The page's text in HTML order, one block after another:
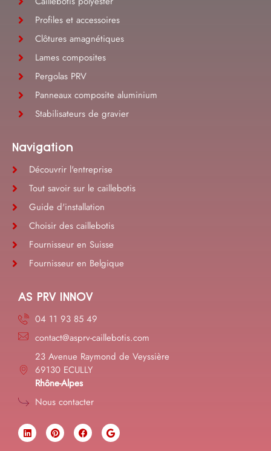
Profiles et accessoires
Clôtures amagnétiques
Lames composites
Pergolas PRV
Panneaux composite aluminium
Stabilisateurs de gravier
Navigation
Découvrir l'entreprise
Tout savoir sur le caillebotis
Guide d'installation
Choisir des caillebotis
Fournisseur en Suisse
Fournisseur en Belgique
AS PRV INNOV
04 11 93 85 49
contact@asprv-caillebotis.com
23 Avenue Raymond de Veyssière
69130 ECULLY
Rhône-Alpes
Nous contacter